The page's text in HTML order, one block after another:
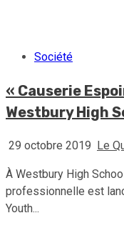
Société
« Causerie
Westbury High
29 octobre 2019 Le
À Westbury High
professionnelle est
Youth...